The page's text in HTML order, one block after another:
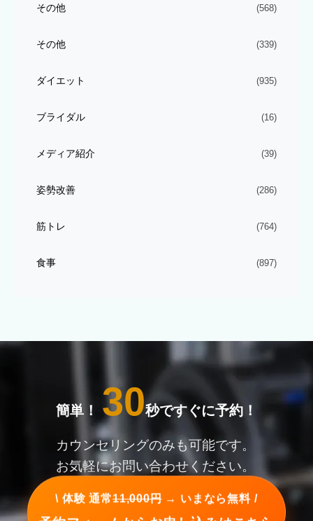
その他 (568)
その他 (339)
ダイエット (935)
ブライダル (16)
メディア紹介 (39)
姿勢改善 (286)
筋トレ (764)
食事 (897)
簡単！ 30秒ですぐに予約！
カウンセリングのみも可能です。
お気軽にお問い合わせください。
\ 体験 通常11,000円→ いまなら無料 /